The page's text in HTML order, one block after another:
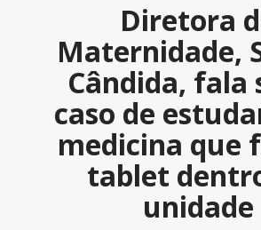
Diretora
Maternidade,
Cândida, fala
caso de
medicina que
tablet
unidade